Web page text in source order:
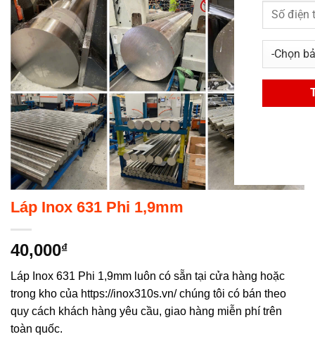
Láp Inox 631 Phi 1,9mm
40,000₫
Láp Inox 631 Phi 1,9mm luôn có sẵn tại cửa hàng hoặc
trong kho của https://inox310s.vn/ chúng tôi có bán theo
quy cách khách hàng yêu cầu, giao hàng miễn phí trên
toàn quốc.